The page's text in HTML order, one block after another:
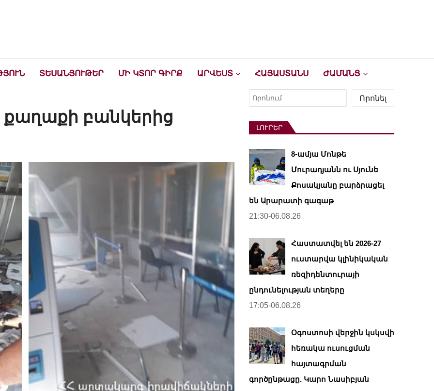
ՏԵՍԱՆՅՈՒԹԵՐ ՄԻ ԿՏՈՐ ԳԻՐՔ ԱՐՎԵՍՏ ՀԱՅԱՍՏԱՆՍ ԺԱՄԱՆՑ
քաղաքի բանկերից
Որոնել
Որոնել
ԼՈՒՐԵՐ
8-ամյա Մոնթե
Մուրադյանն ու Սյունե
Քոսակյանը բարձրացել
են Արարատի գագաթ
21:30-06.08.26
Հաստատվել են 2026-27
ուստարվա կլինիկական
ռեզիդենտուրայի
ընդունելության տեղերը
17:05-06.08.26
Օգոստոսի վերջին կսկսվի
հեռակա ուսուցման
հայտագրման
գործընթացը. Կարո Նասիբյան